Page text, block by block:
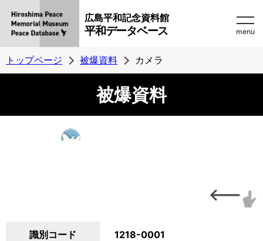
広島平和記念資料館
平和データベース menu
トップページ 被爆資料 カメラ
被爆資料
識別コード 1218-0001